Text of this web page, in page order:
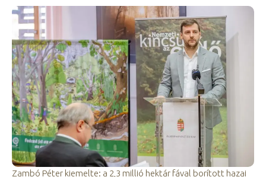
Zambó Péter kiemelte: a 2,3 millió hektár fával borított hazai